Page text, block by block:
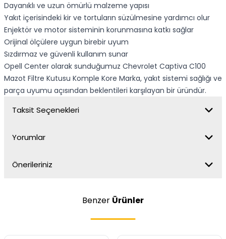
Dayanıklı ve uzun ömürlü malzeme yapısı
Yakıt içerisindeki kir ve tortuların süzülmesine yardımcı olur
Enjektör ve motor sisteminin korunmasına katkı sağlar
Orijinal ölçülere uygun birebir uyum
Sızdırmaz ve güvenli kullanım sunar
Opell Center olarak sunduğumuz Chevrolet Captiva C100
Mazot Filtre Kutusu Komple Kore Marka, yakıt sistemi sağlığı ve
parça uyumu açısından beklentileri karşılayan bir üründür.
Taksit Seçenekleri
Yorumlar
Önerileriniz
Benzer Ürünler